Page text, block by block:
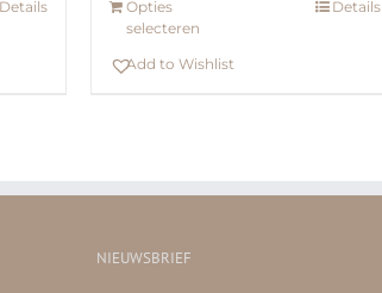
Details
Opties
selecteren
Details
Add to Wishlist
NIEUWSBRIEF